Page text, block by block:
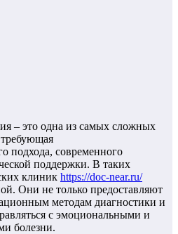
– это одна из самых сложных
подхода, современного
поддержки. В таких
клиник https://doc-near.ru/
Они не только предоставляют
методам диагностики и
с эмоциональными и
болезни.